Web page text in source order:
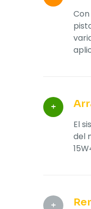
El
del